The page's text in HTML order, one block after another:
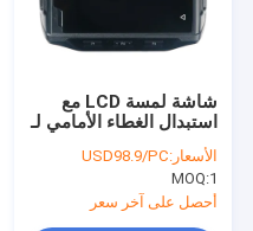
شاشة لمسة LCD مع
استبدال الغطاء الأمامي لـ
ZEBRA WT6000
الأسعار:USD98.9/PC
MOQ:1
أحصل على آخر سعر